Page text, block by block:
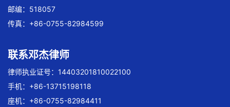
邮编：518057
传真：+86-0755-82984599
联系邓杰律师
律师执业证号：14403201810022100
手机：+86-13715198118
座机：+86-0755-82984411